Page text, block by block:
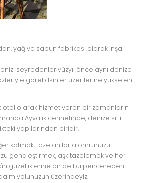
yağ ve sabun fabrikası olarak inşa
seyredenler yüzyıl önce aynı denize
görebilsinler üzerilerine yükselen
otel olarak hizmet veren bir zamanların
Ayvalık cennetinde, denize sıfır
yapılarından biridir.
katmak, taze anılarla ömrünüzü
gençleştirmek, aşk tazelemek ve her
güzelliklerine bir de bu pencereden
yolunuzun üzerindeyiz.